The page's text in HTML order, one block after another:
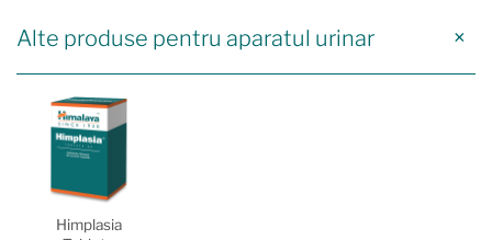
Alte produse pentru aparatul urinar
Himplasia